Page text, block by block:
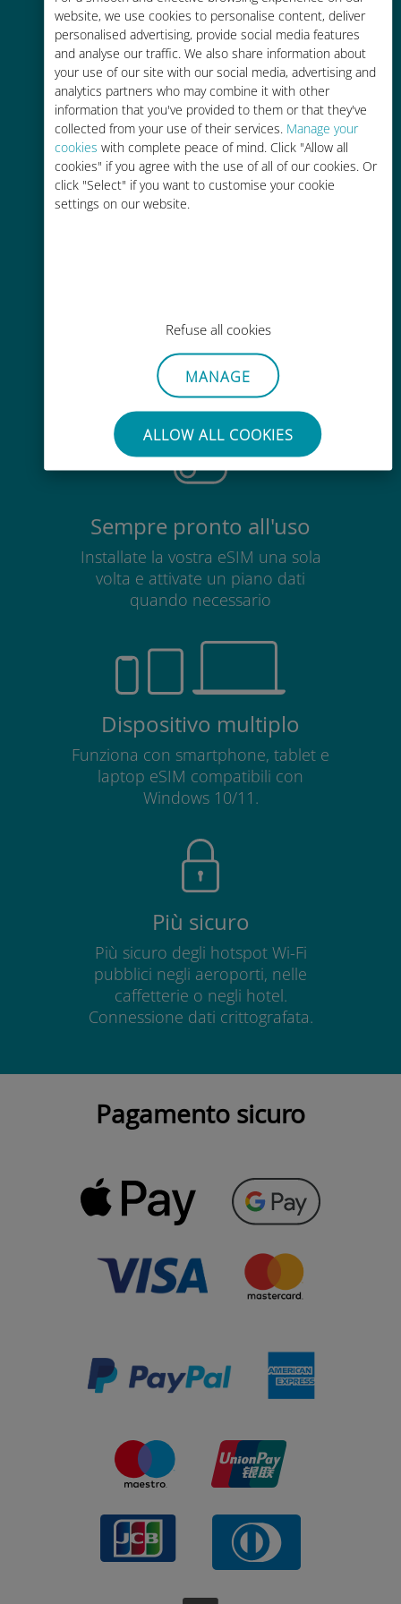
website, we use cookies to personalise content, deliver
personalised advertising, provide social media features
and analyse our traffic. We also share information about
your use of our site with our social media, advertising and
analytics partners who may combine it with other
information that you've provided to them or that they've
collected from your use of their services. Manage your
cookies with complete peace of mind. Click "Allow all
cookies" if you agree with the use of all of our cookies. Or
click "Select" if you want to customise your cookie
settings on our website.
Refuse all cookies
MANAGE
ALLOW ALL COOKIES
Fino al 90% in meno rispetto alle
tariffe di roaming con il vostro
operatore attuale
Ricarica facile
Ovunque tramite l'app Ubigi, anche
Senza sforzo
Non è necessario rimuovere la
scheda SIM esistente
Sempre pronto all'uso
Installate la vostra eSIM una sola
volta e attivate un piano dati
quando necessario
Dispositivo multiplo
Funziona con smartphone, tablet e
laptop eSIM compatibili con
Windows 10/11.
Più sicuro
Più sicuro degli hotspot Wi-Fi
pubblici negli aeroporti, nelle
caffetterie o negli hotel.
Connessione dati crittografata.
Pagamento sicuro